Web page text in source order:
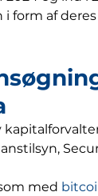
form af
med